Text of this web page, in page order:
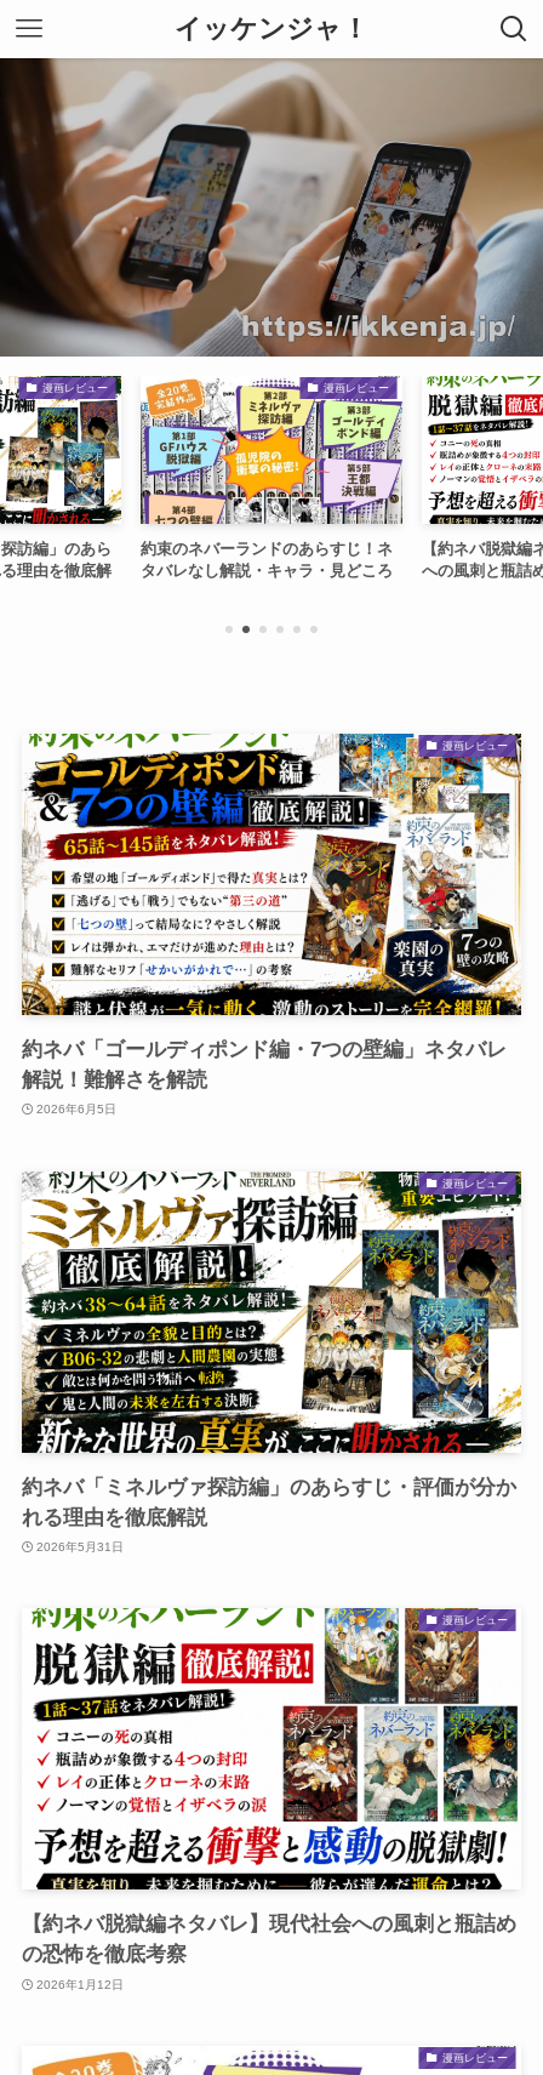
イッケンジャ！
漫画レビュー
訪編」のあら
理由を徹底解
漫画レビュー
約束のネバーランドのあらすじ！ネ
タバレなし解説・キャラ・見どころ
【約ネバ脱獄編
への風刺と瓶詰
漫画レビュー
約ネバ「ゴールディポンド編・7つの壁編」ネタバレ
解説！難解さを解読
2026年6月5日
漫画レビュー
約ネバ「ミネルヴァ探訪編」のあらすじ・評価が分か
れる理由を徹底解説
2026年5月31日
漫画レビュー
【約ネバ脱獄編ネタバレ】現代社会への風刺と瓶詰め
の恐怖を徹底考察
2026年1月12日
漫画レビュー